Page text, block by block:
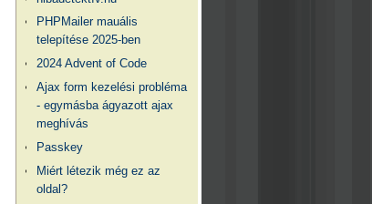
PHPMailer mauális
telepítése 2025-ben
2024 Advent of Code
Ajax form kezelési probléma
- egymásba ágyazott ajax
meghívás
Passkey
Miért létezik még ez az
oldal?